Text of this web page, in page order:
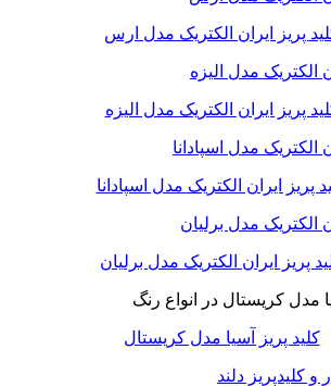
پریز ایران الکتریک مدل ارس
پریز ایران الکتریک مدل الیزه
پریز ایران الکتریک مدل اسپادانا
پریز ایران الکتریک مدل برلیان
کلید پریز آسیا مدل کریستال